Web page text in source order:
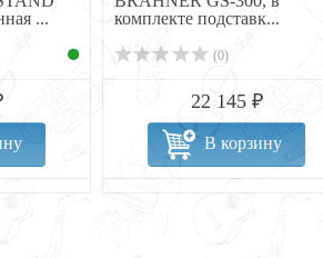
...
комплекте подставк...
(0)
22 145 ₽
В корзину